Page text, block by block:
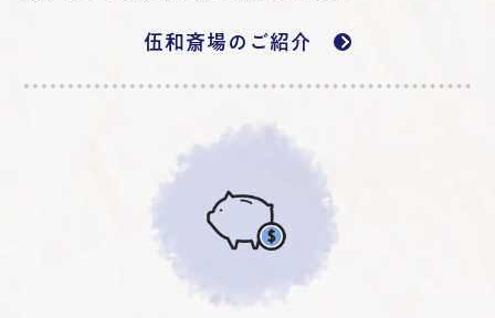
伍和斎場のご紹介